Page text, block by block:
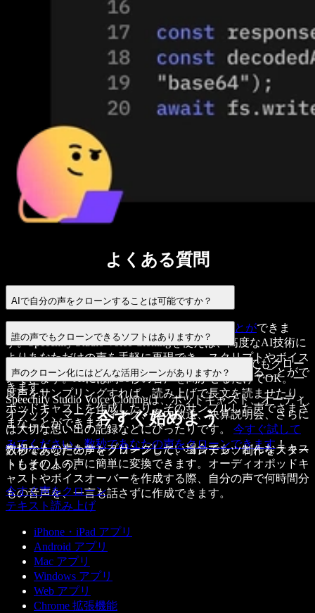
よくある質問
AIで自分の声をクローンすることは可能ですか？
AI技術で声をクローンすることができま
す。Speechify Studio Voice Cloningを使えば、高度なAI技術に
よりあなただけの声を手軽に再現でき、スクリプトやボイス
オーバーのプロジェクトをあなたの声で読み上げ ることがで
きます。
誰の声でもクローンできるソフトはありますか？
はわずか数秒で誰の声でもクロー
ンできます。AIには約30秒の音声を聞かせるだけでOK。一
度声をサンプリングすれば、読み上げで長文を読ませたり、
ポッドキャストを作成したり、そのサンプルした声でさまざ
まなことができます。
大切な人の声をサンプリングしたい場合でも、どんなテキス
トもその人の声に簡単に変換できます。オーディオポッドキ
ャストやボイスオーバーを作成する際、自分の声で何時間分
もの音声を、一言も話さずに作成できます。
声のクローン化にはどんな活用シーンがありますか？
Speechify Studio Voice Cloningは、ポッドキャスト、オーディ
オブック、マーケティング、案内放送、決算説明会、さらに
は大切な思い出の記録などにぴったりです。 今すぐ試して
みてください。数秒であなたの声をクローンできます ！
今すぐ始めよう
数秒であなたの声をクローンして、コンテンツ制作をスター
トしましょう。
今すぐ声をクローン
テキスト読み上げ
iPhone・iPad アプリ
Android アプリ
Mac アプリ
Windows アプリ
Web アプリ
Chrome 拡張機能